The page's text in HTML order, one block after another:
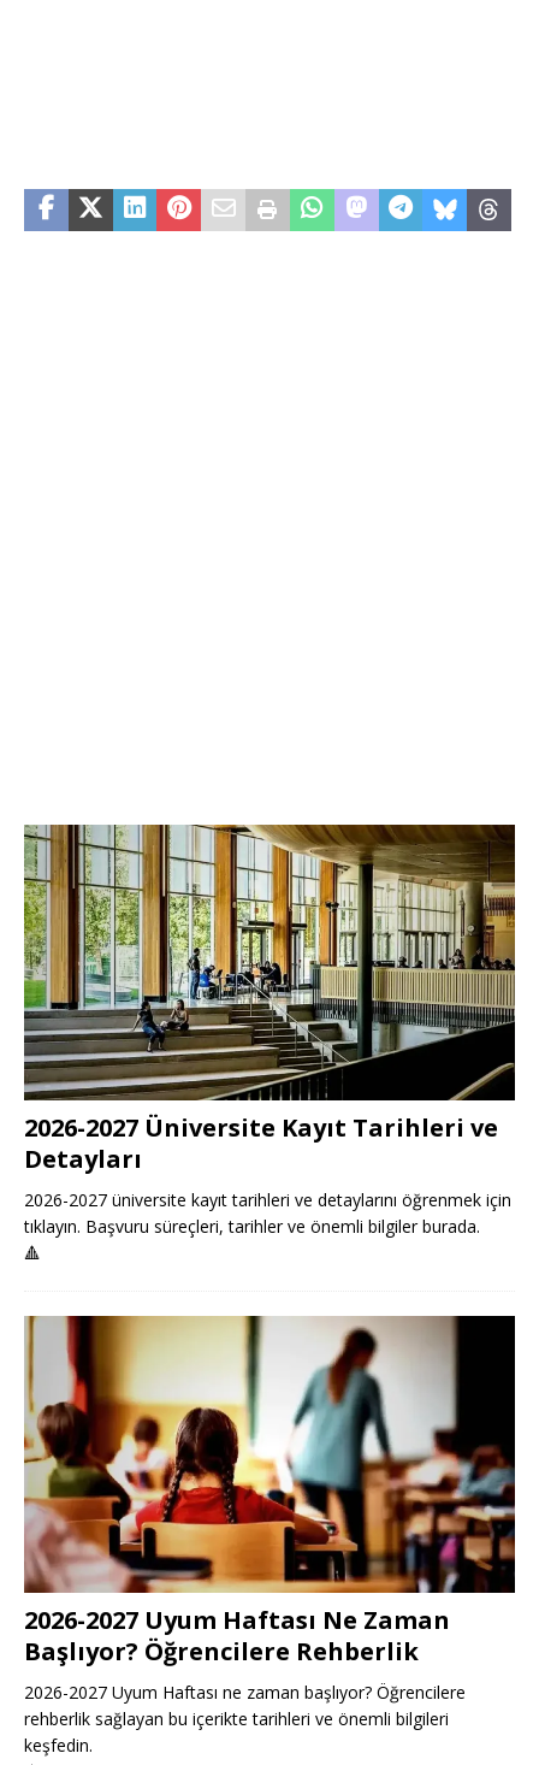
2026-2027 Üniversite Kayıt Tarihleri ve
Detayları
2026-2027 üniversite kayıt tarihleri ve detaylarını öğrenmek için
tıklayın. Başvuru süreçleri, tarihler ve önemli bilgiler burada.
🔺
2026-2027 Uyum Haftası Ne Zaman
Başlıyor? Öğrencilere Rehberlik
2026-2027 Uyum Haftası ne zaman başlıyor? Öğrencilere
rehberlik sağlayan bu içerikte tarihleri ve önemli bilgileri
keşfedin.